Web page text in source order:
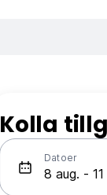
Kolla
Datoer